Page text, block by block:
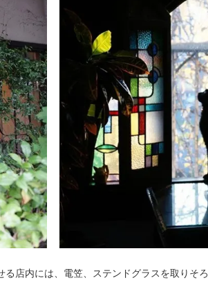
店内には、電笠、ステンドグラスを取りそ